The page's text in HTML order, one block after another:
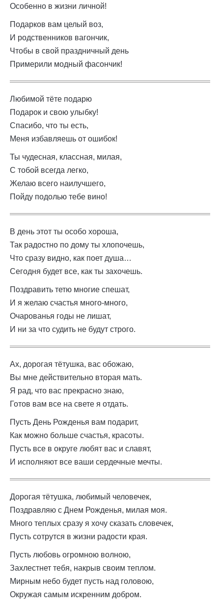
Особенно в жизни личной!
Подарков вам целый воз,
И родственников вагончик,
Чтобы в свой праздничный день
Примерили модный фасончик!
Любимой тёте подарю
Подарок и свою улыбку!
Спасибо, что ты есть,
Меня избавляешь от ошибок!
Ты чудесная, классная, милая,
С тобой всегда легко,
Желаю всего наилучшего,
Пойду подолью тебе вино!
В день этот ты особо хороша,
Так радостно по дому ты хлопочешь,
Что сразу видно, как поет душа…
Сегодня будет все, как ты захочешь.
Поздравить тетю многие спешат,
И я желаю счастья много-много,
Очарованья годы не лишат,
И ни за что судить не будут строго.
Ах, дорогая тётушка, вас обожаю,
Вы мне действительно вторая мать.
Я рад, что вас прекрасно знаю,
Готов вам все на свете я отдать.
Пусть День Рожденья вам подарит,
Как можно больше счастья, красоты.
Пусть все в округе любят вас и славят,
И исполняют все ваши сердечные мечты.
Дорогая тётушка, любимый человечек,
Поздравляю с Днем Рожденья, милая моя.
Много теплых сразу я хочу сказать словечек,
Пусть сотрутся в жизни радости края.
Пусть любовь огромною волною,
Захлестнет тебя, накрыв своим теплом.
Мирным небо будет пусть над головою,
Окружая самым искренним добром.